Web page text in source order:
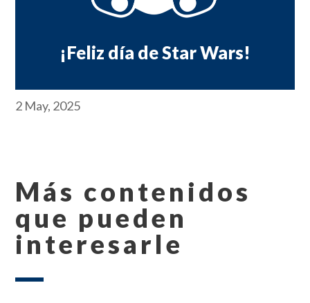
¡Feliz día de Star Wars!
2 May, 2025
Más contenidos
que pueden
interesarle